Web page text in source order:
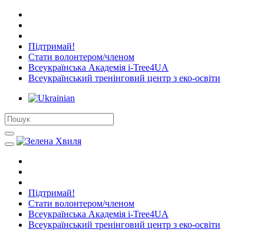
Підтримай!
Стати волонтером/членом
Всеукраїнська Академія i-Tree4UA
Всеукраїнський тренінговий центр з еко-освіти
Підтримай!
Стати волонтером/членом
Всеукраїнська Академія i-Tree4UA
Всеукраїнський тренінговий центр з еко-освіти